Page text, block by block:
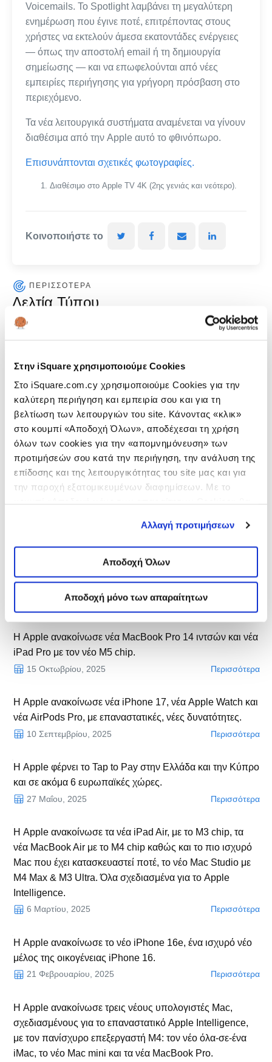
Στην iSquare χρησιμοποιούμε Cookies
Στο iSquare.com.cy χρησιμοποιούμε Cookies για την
καλύτερη περιήγηση και εμπειρία σου και για τη
βελτίωση των λειτουργιών του site. Κάνοντας «κλικ»
στο κουμπί «Αποδοχή Όλων», αποδέχεσαι τη χρήση
όλων των cookies για την «απομνημόνευση» των
προτιμήσεών σου κατά την περιήγηση, την ανάλυση της
επίδοσης και της λειτουργικότητας του site μας και για
την παροχή εξατομικευμένων διαφημίσεων. Με το
site cookies. Ενημερώσου για την για τηνΠολιτική
Cookiesεδώκαι τους διαφορετικούς τύπους Cookies
επιλέγοντας «Προτιμήσεις Cookies», και τροποποίησε
ανά πάσα στιγμή τις προτιμήσεις σου.
Αλλαγή προτιμήσεων
Αποδοχή Όλων
Αποδοχή μόνο των απαραίτητων
Voicemails. Το Spotlight λαμβάνει τη μεγαλύτερη
ενημέρωση που έγινε ποτέ, επιτρέποντας στους
χρήστες να εκτελούν άμεσα εκατοντάδες ενέργειες
— όπως την αποστολή email ή τη δημιουργία
σημείωσης — και να επωφελούνται από νέες
εμπειρίες περιήγησης για γρήγορη πρόσβαση στο
περιεχόμενο.
Τα νέα λειτουργικά συστήματα αναμένεται να γίνουν
διαθέσιμα από την Apple αυτό το φθινόπωρο.
Επισυνάπτονται σχετικές φωτογραφίες.
Διαθέσιμο στο Apple TV 4K (2ης γενιάς και νεότερo).
Κοινοποιήστε το
ΠΕΡΙΣΣΟΤΕΡΑ
Δελτία Τύπου
Η Apple ανακοίνωσε το ολοκαίνουριο MacBook Neo σε
ασυναγώνιστο συνδυασμό ποιότητας και αξίας.
Η Apple ανακοίνωσε το νέο MacBook Pro με Μ5 Pro και
M5 Max chip, το νέο MacBook Air με Μ5 chip καθώς και
νέες οθόνες Apple Studio Display και Apple Studio
Display XDR.
11 Μαρτίου, 2026 Περισσότερα
12 Νοεμβρίου, 2025
Η Apple ανακοίνωσε νέα ΜacBook Pro 14 ιντσών και νέα
iPad Pro με τον νέο Μ5 chip.
15 Οκτωβρίου, 2025 Περισσότερα
Η Apple ανακοίνωσε νέα iPhone 17, νέα Apple Watch και
νέα AirPods Pro, με επαναστατικές, νέες δυνατότητες.
10 Σεπτεμβρίου, 2025 Περισσότερα
Η Apple φέρνει το Tap to Pay στην Ελλάδα και την Κύπρο
και σε ακόμα 6 ευρωπαϊκές χώρες.
27 Μαΐου, 2025 Περισσότερα
Η Apple ανακοίνωσε τα νέα iPad Air, με το Μ3 chip, τα
νέα MacBook Air με το Μ4 chip καθώς και το πιο ισχυρό
Mac που έχει κατασκευαστεί ποτέ, το νέο Mac Studio με
M4 Max & M3 Ultra. Όλα σχεδιασμένα για το Apple
Intelligence.
6 Μαρτίου, 2025 Περισσότερα
Η Apple ανακοίνωσε το νέο iPhone 16e, ένα ισχυρό νέο
μέλος της οικογένειας iPhone 16.
21 Φεβρουαρίου, 2025 Περισσότερα
Η Apple ανακοίνωσε τρεις νέους υπολογιστές Mac,
σχεδιασμένους για το επαναστατικό Apple Intelligence,
με τον πανίσχυρο επεξεργαστή M4: τον νέο όλα-σε-ένα
iMac, το νέο Mac mini και τα νέα MacBook Pro.